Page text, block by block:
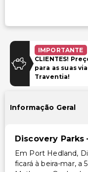
Instalações
Sala de jogos/
Recepção
Piscina acessível
Estacionamento
IMPORTANTE
CLIENTES!
para as suas
Traventia!
Informação Geral
Discovery Parks
Em Port Hedland,
ficará à beira-mar, a